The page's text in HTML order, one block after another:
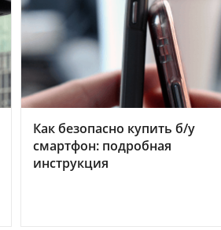
Как безопасно купить б/у
смартфон: подробная
инструкция